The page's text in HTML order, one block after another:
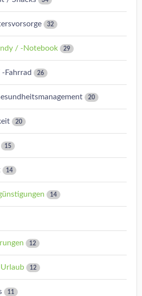
32
/ -Notebook 29
Fahrrad 26
20
20
15
14
14
12
12
11